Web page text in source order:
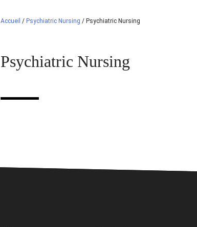
Accueil / Psychiatric Nursing / Psychiatric Nursing
Psychiatric Nursing